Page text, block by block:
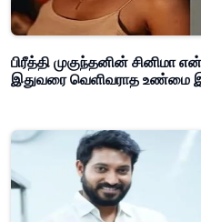
பிரீத்தி முகுந்தனின் சினிமா
இதுவரை வெளிவராத உண்மை